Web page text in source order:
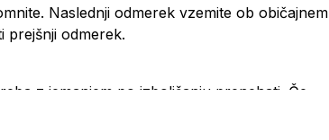
Naslednji odmerek vzemite ob običajnem
prejšnji odmerek.
z jemanjem po izboljšanju prenehati. Če